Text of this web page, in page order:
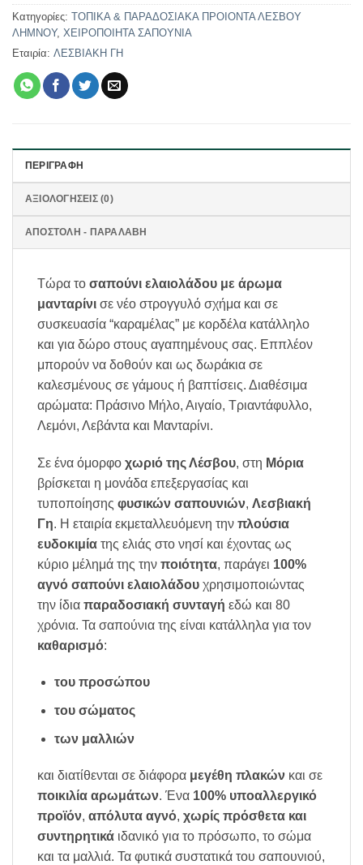
Κατηγορίες: ΤΟΠΙΚΑ & ΠΑΡΑΔΟΣΙΑΚΑ ΠΡΟΙΟΝΤΑ ΛΕΣΒΟΥ
ΛΗΜΝΟΥ, ΧΕΙΡΟΠΟΙΗΤΑ ΣΑΠΟΥΝΙΑ
Εταιρία: ΛΕΣΒΙΑΚΗ ΓΗ
ΠΕΡΙΓΡΑΦΉ
ΑΞΙΟΛΟΓΉΣΕΙΣ (0)
ΑΠΟΣΤΟΛΗ - ΠΑΡΑΛΑΒΗ
Τώρα το σαπούνι ελαιολάδου με άρωμα
μανταρίνι σε νέο στρογγυλό σχήμα και σε
συσκευασία “καραμέλας” με κορδέλα κατάλληλο
και για δώρο στους αγαπημένους σας. Εππλέον
μπορούν να δοθούν και ως δωράκια σε
καλεσμένους σε γάμους ή βαπτίσεις. Διαθέσιμα
αρώματα: Πράσινο Μήλο, Αιγαίο, Τριαντάφυλλο,
Λεμόνι, Λεβάντα και Μανταρίνι.
Σε ένα όμορφο χωριό της Λέσβου, στη Μόρια
βρίσκεται η μονάδα επεξεργασίας και
τυποποίησης φυσικών σαπουνιών, Λεσβιακή
Γη. Η εταιρία εκμεταλλευόμενη την πλούσια
ευδοκιμία της ελιάς στο νησί και έχοντας ως
κύριο μέλημά της την ποιότητα, παράγει 100%
αγνό σαπούνι ελαιολάδου χρησιμοποιώντας
την ίδια παραδοσιακή συνταγή εδώ και 80
χρόνια. Τα σαπούνια της είναι κατάλληλα για τον
καθαρισμό:
του προσώπου
του σώματος
των μαλλιών
και διατίθενται σε διάφορα μεγέθη πλακών και σε
ποικιλία αρωμάτων. Ένα 100% υποαλλεργικό
προϊόν, απόλυτα αγνό, χωρίς πρόσθετα και
συντηρητικά ιδανικό για το πρόσωπο, το σώμα
και τα μαλλιά. Τα φυτικά συστατικά του σαπουνιού,